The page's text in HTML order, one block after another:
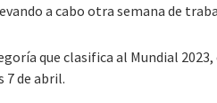
a cabo otra semana de
que clasifica al Mundial
7 de abril.